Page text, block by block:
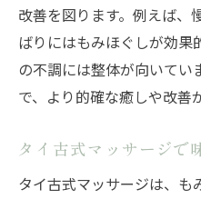
改善を図ります。例えば、
ばりにはもみほぐしが効果
の不調には整体が向いてい
で、より的確な癒しや改善
タイ古式マッサージで
タイ古式マッサージは、も